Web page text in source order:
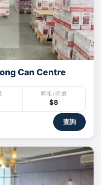
Can Centre
呎租/呎價
$8
查詢